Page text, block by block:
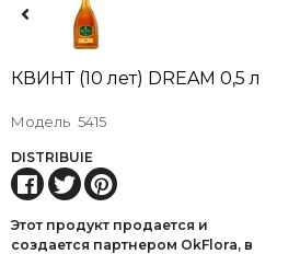
КВИНТ (10 лет) DREAM 0,5 л
Модель 5415
DISTRIBUIE
Этот продукт продается и
создается партнером OkFlora, в